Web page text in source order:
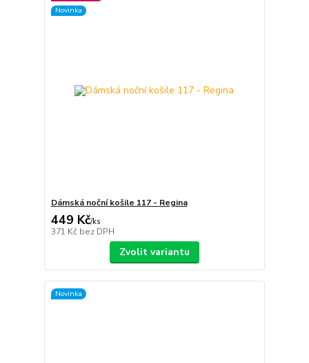
Novinka
Dámská noční košile 117 - Regina
449 Kč/ks
371 Kč bez DPH
Zvolit variantu
Novinka